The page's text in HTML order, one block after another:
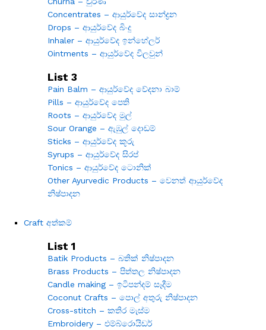
Concentrates – ආයුර්වේද සාන්ද්‍රන
Drops – ආයුර්වේද බිංදු
Inhaler – ආයුර්වේද ඉන්හේලර්
Ointments – ආයුර්වේද විලවුන්
List 3
Pain Balm – ආයුර්වේද වේදනා බාම්
Pills – ආයුර්වේද පෙති
Roots – ආයුර්වේද මුල්
Sour Orange – ඇඹුල් දොඩම්
Sticks – ආයුර්වේද කූරු
Syrups – ආයුර්වේද සිරප්
Tonics – ආයුර්වේද ටොනික්
Other Ayurvedic Products – වෙනත් ආයුර්වේද
නිෂ්පාදන
Craft අත්කම්
List 1
Batik Products – බතික් නිෂ්පාදන
Brass Products – පිත්තල නිෂ්පාදන
Candle making – ඉටිපන්දම් සෑදීම
Coconut Crafts – පොල් අතුරු නිෂ්පාදන
Cross-stitch – කතිර මැස්ම
Embroidery – එම්බ්රොයිඩර්